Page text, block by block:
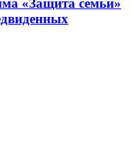
«Защита семьи»